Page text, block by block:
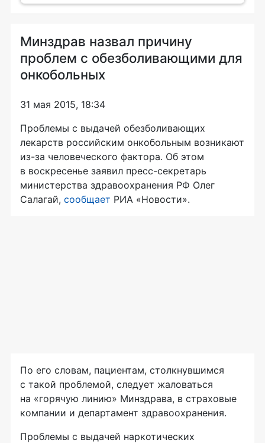
Минздрав назвал причину
проблем с обезболивающими для
онкобольных
31 мая 2015, 18:34
Проблемы с выдачей обезболивающих
лекарств российским онкобольным возникают
из-за человеческого фактора. Об этом
в воскресенье заявил пресс-секретарь
министерства здравоохранения РФ Олег
Салагай, сообщает РИА «Новости».
По его словам, пациентам, столкнувшимся
с такой проблемой, следует жаловаться
на «горячую линию» Минздрава, в страховые
компании и департамент здравоохранения.
Проблемы с выдачей наркотических